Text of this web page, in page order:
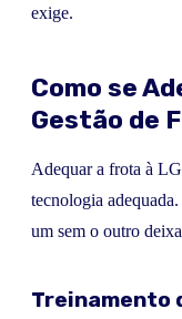
exige.
Como se
Gestão de
Adequar a frota à
tecnologia
um sem o outro
Treinamento